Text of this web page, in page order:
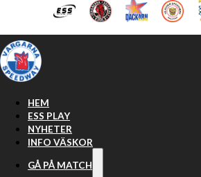
Hoppa till huvudinnehåll Hoppa till sidfot
HEM
ESS PLAY
NYHETER
INFO VÄSKOR
GÅ PÅ MATCH